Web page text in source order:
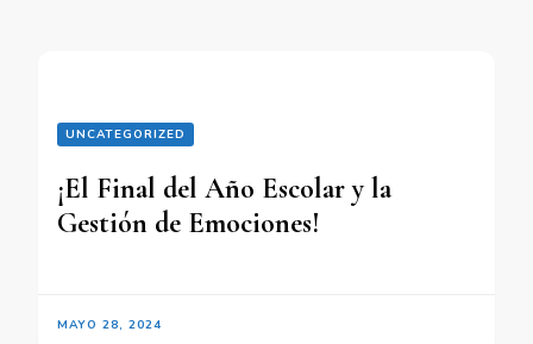
UNCATEGORIZED
¡El Final del Año Escolar y la
Gestión de Emociones!
MAYO 28, 2024